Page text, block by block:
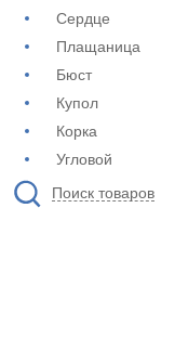
Сердце
Плащаница
Бюст
Купол
Корка
Угловой
Поиск товаров